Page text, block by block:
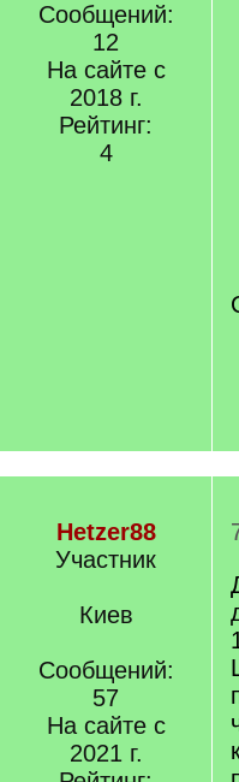
Сообщений:
12
На сайте с
2018 г.
Рейтинг:
4
Hetzer88
Участник
Киев
Сообщений:
57
На сайте с
2021 г.